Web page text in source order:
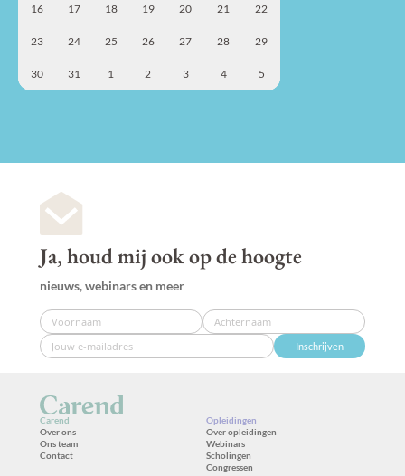
16 17 18 19 20 21 22
23 24 25 26 27 28 29
30 31 1 2 3 4 5
Ja, houd mij ook op de hoogte
nieuws, webinars en meer
Inschrijven
Carend
Over ons
Ons team
Contact
Opleidingen
Over opleidingen
Webinars
Scholingen
Congressen